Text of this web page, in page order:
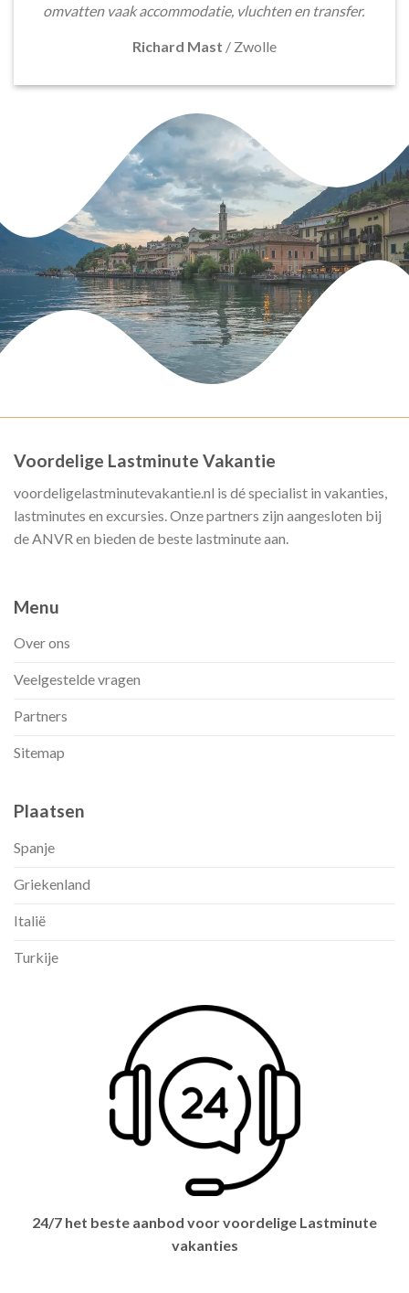
omvatten vaak accommodatie, vluchten en transfer.
Richard Mast / Zwolle
Voordelige Lastminute Vakantie
voordeligelastminutevakantie.nl is dé specialist in vakanties,
lastminutes en excursies. Onze partners zijn aangesloten bij
de ANVR en bieden de beste lastminute aan.
Menu
Over ons
Veelgestelde vragen
Partners
Sitemap
Plaatsen
Spanje
Griekenland
Italië
Turkije
24/7 het beste aanbod voor voordelige Lastminute
vakanties